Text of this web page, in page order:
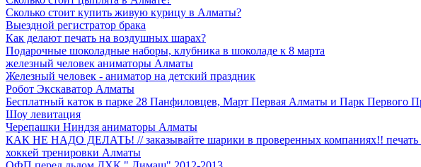
Сколько стоит купить живую курицу в Алматы?
Выездной регистратор брака
Как делают печать на воздушных шарах?
Подарочные шоколадные наборы, клубника в шоколаде к 8 марта
железный человек аниматоры Алматы
Железный человек - аниматор на детский праздник
Робот Экскаватор Алматы
Бесплатный каток в парке 28 Панфиловцев, Март Первая Алматы и Парк Первого
Шоу левитация
Черепашки Ниндзя аниматоры Алматы
КАК НЕ НАДО ДЕЛАТЬ! // заказывайте шарики в проверенных компаниях!! печать
хоккей тренировки Aлматы